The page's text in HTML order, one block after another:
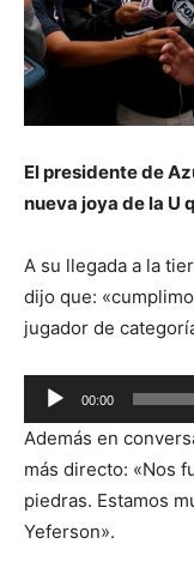
El presidente de
nueva joya de la U
A su llegada a la
dijo que:
jugador de
Reproductor
de
audio
00:00
Además en
más directo: «Nos
piedras. Estamos
Yeferson».